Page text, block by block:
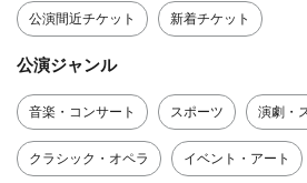
公演間近チケット 新着チケット
公演ジャンル
音楽・コンサート スポーツ 演劇・
クラシック・オペラ イベント・アート